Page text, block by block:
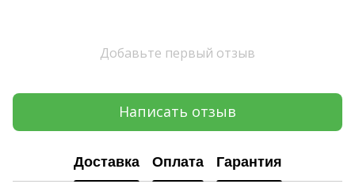
Добавьте первый отзыв
Написать отзыв
Доставка Оплата Гарантия